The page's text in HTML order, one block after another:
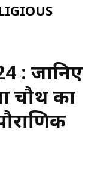
: जानिए
चौथ का